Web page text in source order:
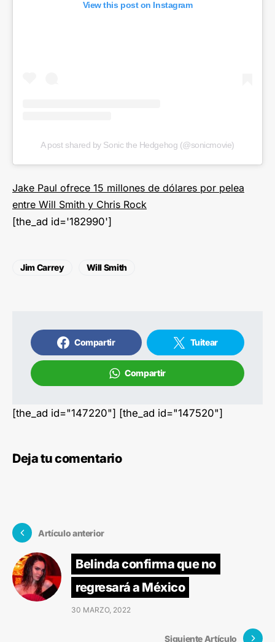
View this post on Instagram
A post shared by Sonic the Hedgehog (@sonicmovie)
Jake Paul ofrece 15 millones de dólares por pelea
entre Will Smith y Chris Rock
[the_ad id='182990']
Jim Carrey Will Smith
Compartir Tuitear
Compartir
[the_ad id="147220"] [the_ad id="147520"]
Deja tu comentario
Artículo anterior
Belinda confirma que no
regresará a México
30 MARZO, 2022
Siguiente Artículo